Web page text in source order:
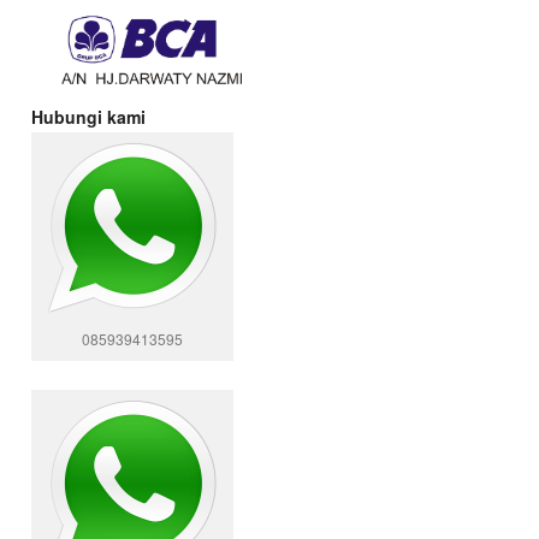
Hubungi kami
085939413595